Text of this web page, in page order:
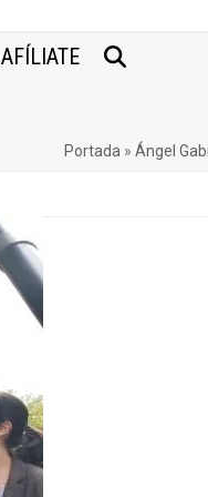
AFÍLIATE
Portada » Ángel